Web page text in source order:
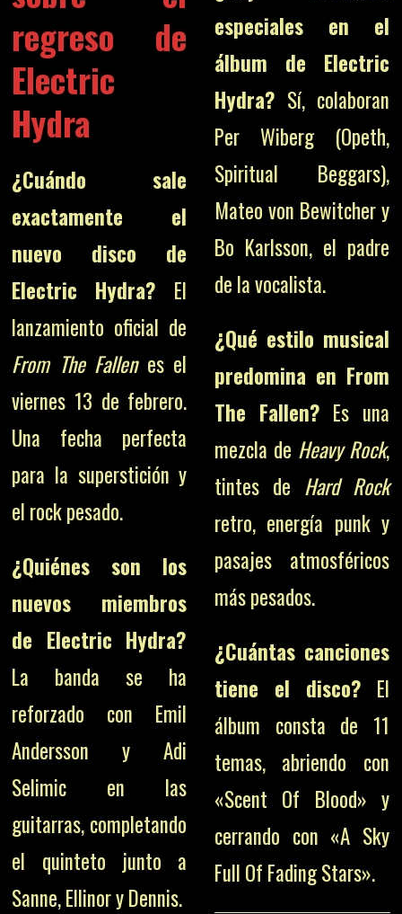
regreso de
Electric
Hydra
¿Cuándo sale
exactamente el
nuevo disco de
Electric Hydra? El
lanzamiento oficial de
From The Fallenes el
viernes 13 de febrero.
Una fecha perfecta
para la superstición y
el rock pesado.
¿Quiénes son los
nuevos miembros
de Electric Hydra?
La banda se ha
reforzado con Emil
Andersson y Adi
Selimic en las
guitarras, completando
el quinteto junto a
Sanne, Ellinor y Dennis.
especiales en el
álbum de Electric
Hydra? Sí, colaboran
Per Wiberg (Opeth,
Spiritual Beggars),
Mateo von Bewitcher y
Bo Karlsson, el padre
de la vocalista.
¿Qué estilo musical
predomina en From
The Fallen? Es una
mezcla de Heavy Rock,
tintes de Hard Rock
retro, energía punk y
pasajes atmosféricos
más pesados.
¿Cuántas canciones
tiene el disco? El
álbum consta de 11
temas, abriendo con
«Scent Of Blood» y
cerrando con «A Sky
Full Of Fading Stars».